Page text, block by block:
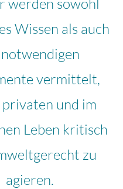
werden sowohl
Wissen als auch
vermittelt,
privaten und im
Leben kritisch
zu
agieren.